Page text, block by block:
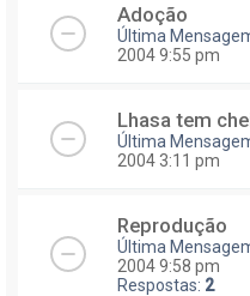
Adoção
Última
2004 9:55 pm
Lhasa tem
Última
2004 3:11 pm
Reprodução
Última
2004 9:58 pm
Respostas: 2